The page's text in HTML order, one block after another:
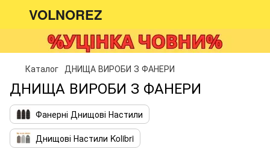
VOLNOREZ
Каталог ДНИЩА ВИРОБИ З ФАНЕРИ
ДНИЩА ВИРОБИ З ФАНЕРИ
Фанерні Днищові Настили
Днищові Настили Kolibri